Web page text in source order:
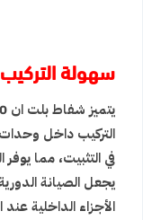
سهولة
التركيب داخل
في التثبيت، مما
يجعل الصيانة
الأجزاء الداخلية